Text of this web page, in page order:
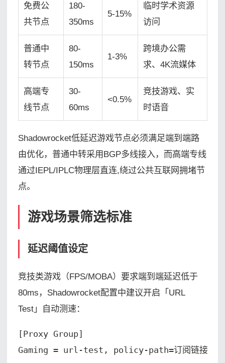
免费公
共节点
180-
350ms
5-15%
临时学术资源
访问
普通中
转节点
80-
150ms
1-3%
跨境办公需
求、4K流媒体
高端专
线节点
30-
60ms
<0.5%
竞技游戏、实
时语音
Shadowrocket低延迟游戏节点必须满足端到端路
由优化，普通中转采用BGP多线接入，而高端专线
通过IEPL/IPLC物理层直连,绕过公共互联网拥堵节
点。
游戏场景筛选标准
延迟阈值设定
竞技类游戏（FPS/MOBA）要求端到端延迟低于
80ms，Shadowrocket配置中建议开启「URL
Test」自动测速：
[Proxy Group]
Gaming = url-test, policy-path=订阅链接,